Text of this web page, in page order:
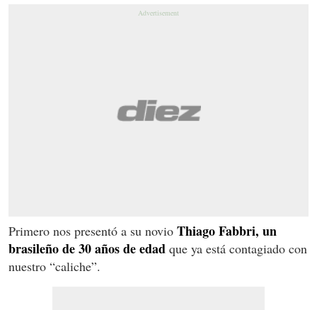
Primero nos presentó a su novio Thiago Fabbri, un
brasileño de 30 años de edad que ya está contagiado con
nuestro “caliche”.